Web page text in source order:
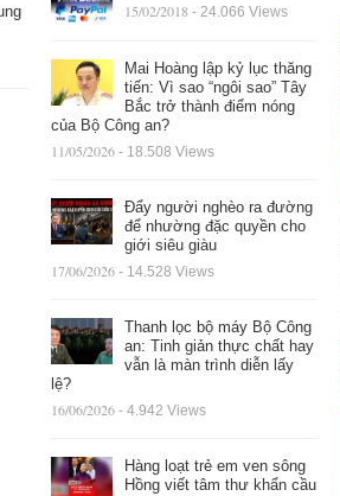
15/02/2018 - 24.066 Views
Mai Hoàng lập kỷ lục thăng
tiến: Vì sao “ngôi sao” Tây
Bắc trở thành điểm nóng
của Bộ Công an?
11/05/2026 - 18.508 Views
Đẩy người nghèo ra đường
để nhường đặc quyền cho
giới siêu giàu
17/06/2026 - 14.528 Views
Thanh lọc bộ máy Bộ Công
an: Tinh giản thực chất hay
vẫn là màn trình diễn lấy
lệ?
16/06/2026 - 4.942 Views
Hàng loạt trẻ em ven sông
Hồng viết tâm thư khẩn cầu